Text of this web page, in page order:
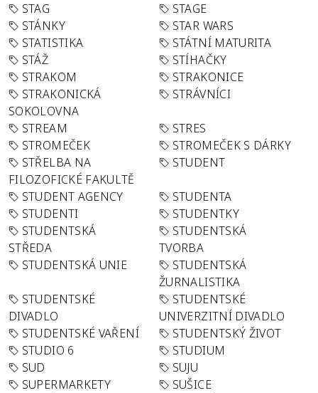
STAG
STAGE
STÁNKY
STAR WARS
STATISTIKA
STÁTNÍ MATURITA
STÁŽ
STÍHAČKY
STRAKOM
STRAKONICE
STRAKONICKÁ
SOKOLOVNA
STRÁVNÍCI
STREAM
STRES
STROMEČEK
STROMEČEK S DÁRKY
STŘELBA NA
FILOZOFICKÉ FAKULTĚ
STUDENT
STUDENT AGENCY
STUDENTA
STUDENTI
STUDENTKY
STUDENTSKÁ
STŘEDA
STUDENTSKÁ
TVORBA
STUDENTSKÁ UNIE
STUDENTSKÁ
ŽURNALISTIKA
STUDENTSKÉ
DIVADLO
STUDENTSKÉ
UNIVERZITNÍ DIVADLO
STUDENTSKÉ VAŘENÍ
STUDENTSKÝ ŽIVOT
STUDIO 6
STUDIUM
SUD
SUJU
SUPERMARKETY
SUŠICE